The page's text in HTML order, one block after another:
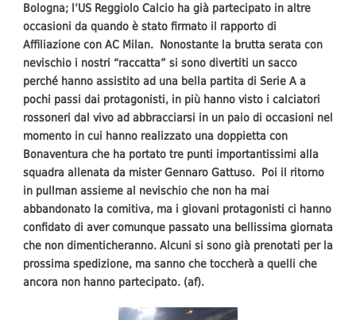
Bologna; l’US Reggiolo Calcio ha già partecipato in altre
occasioni da quando è stato firmato il rapporto di
Affiliazione con AC Milan. Nonostante la brutta serata con
nevischio i nostri “raccatta” si sono divertiti un sacco
perché hanno assistito ad una bella partita di Serie A a
pochi passi dai protagonisti, in più hanno visto i calciatori
rossoneri dal vivo ad abbracciarsi in un paio di occasioni nel
momento in cui hanno realizzato una doppietta con
Bonaventura che ha portato tre punti importantissimi alla
squadra allenata da mister Gennaro Gattuso. Poi il ritorno
in pullman assieme al nevischio che non ha mai
abbandonato la comitiva, ma i giovani protagonisti ci hanno
confidato di aver comunque passato una bellissima giornata
che non dimenticheranno. Alcuni si sono già prenotati per la
prossima spedizione, ma sanno che toccherà a quelli che
ancora non hanno partecipato. (af).